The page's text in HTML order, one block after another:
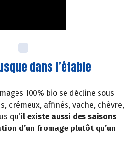
dans l’étable
100% bio se décline sous
crémeux, affinés, vache, chèvre,
qu’il existe aussi des saisons
d’un fromage plutôt qu’un